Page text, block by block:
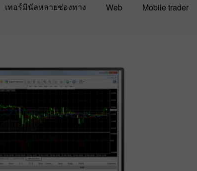
เทอร์มินัลหลายช่องทาง Web Mobile trader